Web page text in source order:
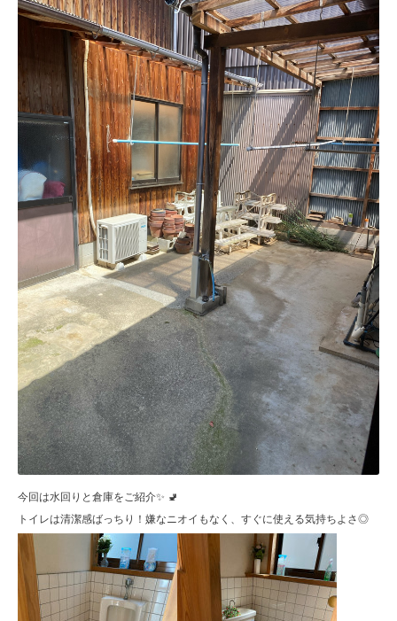
今回は水回りと倉庫をご紹介✨ 🚽
トイレは清潔感ばっちり！嫌なニオイもなく、すぐに使える気持ちよさ◎